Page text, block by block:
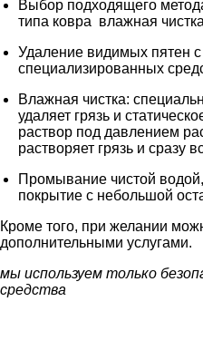
Выбор подходящего
типа ковра влажная
Удаление видимых пятен
специализированных
Влажная чистка:
удаляет грязь и
раствор под давлением
растворяет грязь и сразу
Промывание чистой
покрытие с небольшой
Кроме того, при желании
дополнительными услугами.
мы используем только
средства